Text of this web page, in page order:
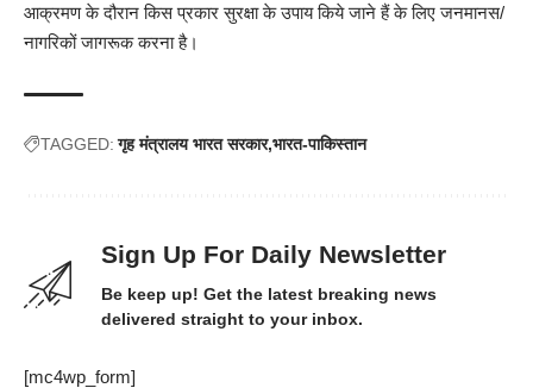
आक्रमण के दौरान किस प्रकार सुरक्षा के उपाय किये जाने हैं के लिए जनमानस/
नागरिकों जागरूक करना है।
TAGGED: गृह मंत्रालय भारत सरकार भारत-पाकिस्तान
Sign Up For Daily Newsletter
Be keep up! Get the latest breaking news
delivered straight to your inbox.
[mc4wp_form]